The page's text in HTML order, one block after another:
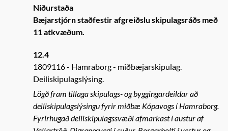
Niðurstaða
Bæjarstjórn staðfestir afgreiðslu skipulagsráðs með
11 atkvæðum.
12.4
1809116
Hamraborg - miðbæjarskipulag.
Deiliskipulagslýsing.
Lögð fram tillaga skipulags- og byggingardeildar að
deiliskipulagslýsingu fyrir miðbæ Kópavogs í Hamraborg.
Fyrirhugað deiliskipulagssvæði afmarkast í austur af